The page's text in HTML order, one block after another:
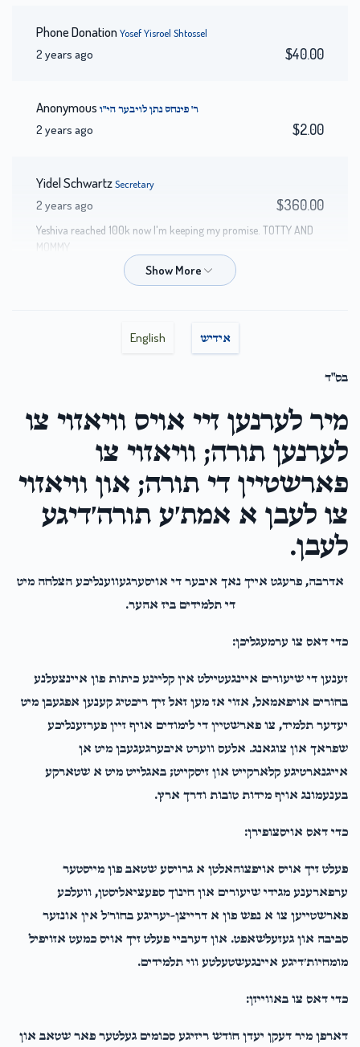
Phone DonationYosef Yisroel Shtossel
2 years ago $40.00
Anonymous ר' פינחס נתן לויבער הי"ו
2 years ago $2.00
Yidel SchwartzSecretary
2 years ago $360.00
Yeshiva reached 100k now I'm keeping my promise. TOTTY AND
MOMMY
Hershey Gluck Juniorר' אליעזר הערש ראזענפעלד הי"ו
2 years ago $50.00
אליעזר הערש מ'קען זיך דעטרענקען אין דיין הארץ, פון די געפילן,
און פארשטאנד, וואס די האסט צו צווייטען יוד'ס נשמה
2 years ago $9.00
English אידיש
בס"ד
מיר לערנען זיי אויס וויאזוי צו
לערנען תורה; וויאזוי צו
פארשטיין די תורה; און וויאזוי
צו לעבן א אמת׳ע תורה׳דיגע
לעבן.
אדרבה, פרעגט אייך נאך איבער די אויסערגעווענליכע הצלחה מיט
די תלמידים ביז אהער.
כדי דאס צו ערמעגליכן:
זענען די שיעורים איינגעטיילט אין קליינע כיתות פון איינצעלנע
בחורים אויפאמאל, אזוי אז מען זאל זיך ריכטיג קענען אפגעבן מיט
יעדער תלמיד, צו פארשטיין די לימודים אויף זיין פערזענליכע
שפראך און צוגאנג. אלעס ווערט איבערגעגעבן מיט אן
אייגנארטיגע קלארקייט און זיסקייט; באגלייט מיט א שטארקע
בענעמונג אויף מידות טובות ודרך ארץ.
כדי דאס אויסצופירן:
פעלט זיך אויס אויפצוהאלטן א גרויסע שטאב פון מייסטער
ערפארענע מגידי שיעורים און חינוך ספעציאליסטן, וועלכע
פארשטייען צו א נפש פון א דרייצן-יעריגע בחור׳ל אין אונזער
סביבה און געזעלשאפט. און דערביי פעלט זיך אויס כמעט אזויפיל
מומחיות׳דיגע איינגעשטעלטע ווי תלמידים.
כדי דאס צו באווייזן:
דארפן מיר דעקן יעדן חודש ריזיגע סכומים געלטער פאר שטאב און